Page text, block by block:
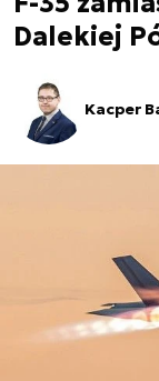
Dalekiej
Kacper